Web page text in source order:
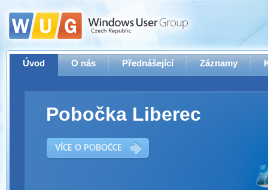
Úvod O nás Přednášející Záznamy
Pobočka Liberec
VÍCE O POBOČCE